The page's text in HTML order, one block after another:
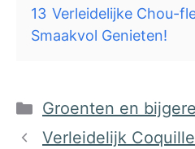
13 Verleidelijke Chou-
Smaakvol Genieten!
Categorieën
Groenten en
Verleidelijk